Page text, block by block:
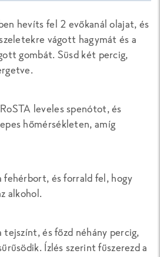
hevíts fel 2 evőkanál olajat, és
vágott hagymát és a
gombát. Süsd két percig,
leveles spenótot, és
hőmérsékleten, amíg
fehérbort, és forrald fel, hogy
alkohol.
tejszínt, és főzd néhány percig,
Ízlés szerint fűszerezd a